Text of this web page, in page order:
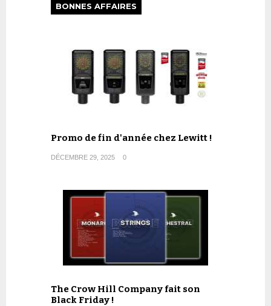
BONNES AFFAIRES
Promo de fin d'année chez Lewitt !
DÉCEMBRE 29, 2025 0
The Crow Hill Company fait son
Black Friday !